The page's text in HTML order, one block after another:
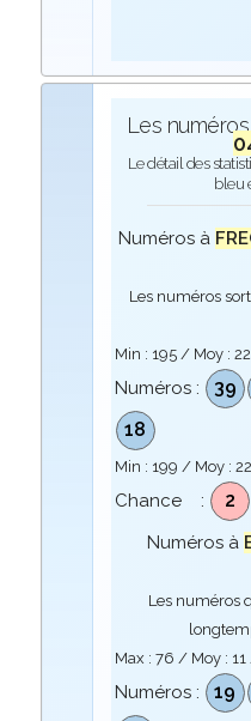
Les
Le détail des
bleu
Numéros à
Les numéros
Min : 195/ Moy :
Numéros : 39
18
Min : 199 / Moy :
Chance : 2
Numéros à
Les numéros
Max : 76 / Moy : 11
Numéros : 19